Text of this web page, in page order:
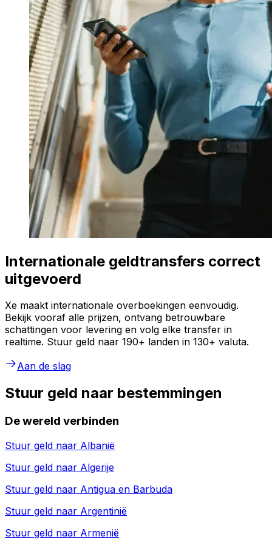
Internationale geldtransfers correct
uitgevoerd
Xe maakt internationale overboekingen eenvoudig.
Bekijk vooraf alle prijzen, ontvang betrouwbare
schattingen voor levering en volg elke transfer in
realtime. Stuur geld naar 190+ landen in 130+ valuta.
Aan de slag
Stuur geld naar bestemmingen
De wereld verbinden
Stuur geld naar Albanië
Stuur geld naar Algerije
Stuur geld naar Antigua en Barbuda
Stuur geld naar Argentinië
Stuur geld naar Armenië